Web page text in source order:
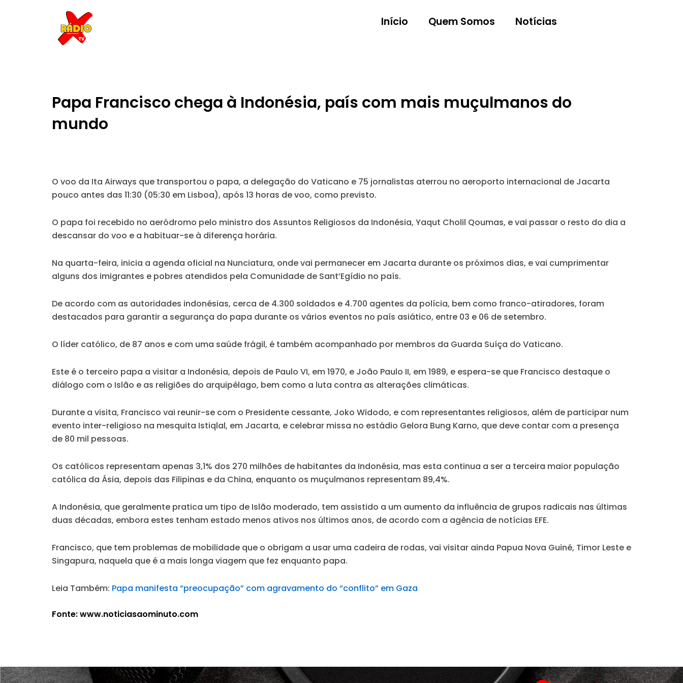
Início Quem Somos Notícias
Papa Francisco chega à Indonésia, país com mais muçulmanos do
mundo
O voo da Ita Airways que transportou o papa, a delegação do Vaticano e 75 jornalistas aterrou no aeroporto internacional de Jacarta
pouco antes das 11:30 (05:30 em Lisboa), após 13 horas de voo, como previsto.
O papa foi recebido no aeródromo pelo ministro dos Assuntos Religiosos da Indonésia, Yaqut Cholil Qoumas, e vai passar o resto do dia a
descansar do voo e a habituar-se à diferença horária.
Na quarta-feira, inicia a agenda oficial na Nunciatura, onde vai permanecer em Jacarta durante os próximos dias, e vai cumprimentar
alguns dos imigrantes e pobres atendidos pela Comunidade de Sant’Egídio no país.
De acordo com as autoridades indonésias, cerca de 4.300 soldados e 4.700 agentes da polícia, bem como franco-atiradores, foram
destacados para garantir a segurança do papa durante os vários eventos no país asiático, entre 03 e 06 de setembro.
O líder católico, de 87 anos e com uma saúde frágil, é também acompanhado por membros da Guarda Suíça do Vaticano.
Este é o terceiro papa a visitar a Indonésia, depois de Paulo VI, em 1970, e João Paulo II, em 1989, e espera-se que Francisco destaque o
diálogo com o Islão e as religiões do arquipélago, bem como a luta contra as alterações climáticas.
Durante a visita, Francisco vai reunir-se com o Presidente cessante, Joko Widodo, e com representantes religiosos, além de participar num
evento inter-religioso na mesquita Istiqlal, em Jacarta, e celebrar missa no estádio Gelora Bung Karno, que deve contar com a presença
de 80 mil pessoas.
Os católicos representam apenas 3,1% dos 270 milhões de habitantes da Indonésia, mas esta continua a ser a terceira maior população
católica da Ásia, depois das Filipinas e da China, enquanto os muçulmanos representam 89,4%.
A Indonésia, que geralmente pratica um tipo de Islão moderado, tem assistido a um aumento da influência de grupos radicais nas últimas
duas décadas, embora estes tenham estado menos ativos nos últimos anos, de acordo com a agência de notícias EFE.
Francisco, que tem problemas de mobilidade que o obrigam a usar uma cadeira de rodas, vai visitar ainda Papua Nova Guiné, Timor Leste e
Singapura, naquela que é a mais longa viagem que fez enquanto papa.
Leia Também: Papa manifesta “preocupação” com agravamento do “conflito” em Gaza
Fonte: www.noticiasaominuto.com